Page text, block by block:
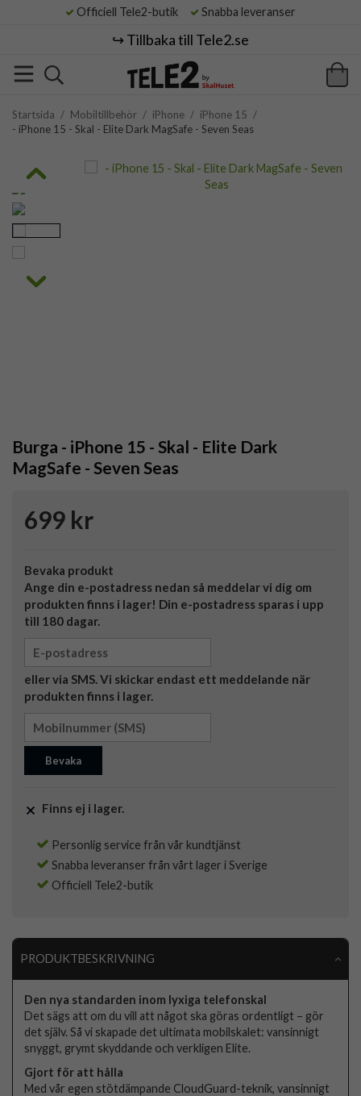
Officiell Tele2-butik Snabba leveranser
↪️ Tillbaka till Tele2.se
Startsida / Mobiltillbehör / iPhone / iPhone 15 /
- iPhone 15 - Skal - Elite Dark MagSafe - Seven Seas
Burga - iPhone 15 - Skal - Elite Dark
MagSafe - Seven Seas
699 kr
Bevaka produkt
Ange din e-postadress nedan så meddelar vi dig om
produkten finns i lager! Din e-postadress sparas i upp
till 180 dagar.
eller via SMS. Vi skickar endast ett meddelande när
produkten finns i lager.
Bevaka
Finns ej i lager.
Personlig service från vår kundtjänst
Snabba leveranser från vårt lager i Sverige
Officiell Tele2-butik
PRODUKTBESKRIVNING
Den nya standarden inom lyxiga telefonskal
Det sägs att om du vill att något ska göras ordentligt – gör
det själv. Så vi skapade det ultimata mobilskalet: vansinnigt
snyggt, grymt skyddande och verkligen Elite.
Gjort för att hålla
Med vår egen stötdämpande CloudGuard-teknik, vansinnigt